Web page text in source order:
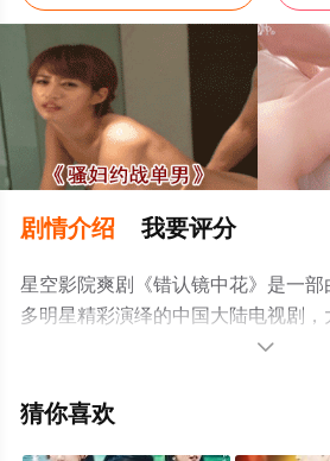
剧情介绍 我要评分
星空影院爽剧《错认镜中花》是一
多明星精彩演绎的中国大陆电视剧
（更新全集），手机免费观看高清无
视猫或剧情网等平台了解。

猜你喜欢